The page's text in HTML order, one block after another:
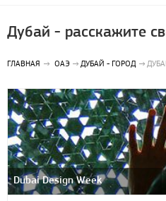
Дубай - расскажите
ГЛАВНАЯ ОАЭ ДУБАЙ - ГОРОД
Dubai Design Week